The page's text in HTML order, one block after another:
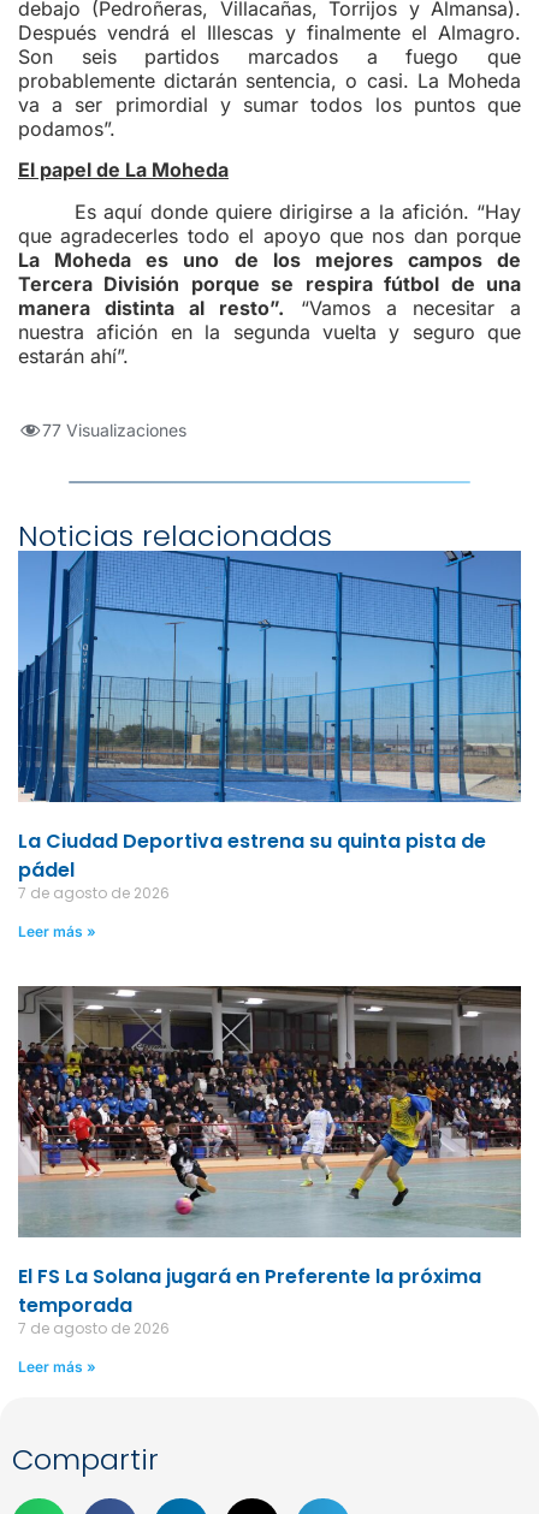
debajo (Pedroñeras, Villacañas, Torrijos y Almansa).
Después vendrá el Illescas y finalmente el Almagro.
Son seis partidos marcados a fuego que
probablemente dictarán sentencia, o casi. La Moheda
va a ser primordial y sumar todos los puntos que
podamos”.
El papel de La Moheda
Es aquí donde quiere dirigirse a la afición. “Hay
que agradecerles todo el apoyo que nos dan porque
La Moheda es uno de los mejores campos de
Tercera División porque se respira fútbol de una
manera distinta al resto”. “Vamos a necesitar a
nuestra afición en la segunda vuelta y seguro que
estarán ahí”.
77 Visualizaciones
Noticias relacionadas
La Ciudad Deportiva estrena su quinta pista de
pádel
7 de agosto de 2026
Leer más »
El FS La Solana jugará en Preferente la próxima
temporada
7 de agosto de 2026
Leer más »
Compartir